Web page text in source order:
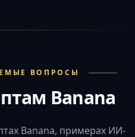
ВОПРОСЫ
Banana
Banana, примерах ИИ-